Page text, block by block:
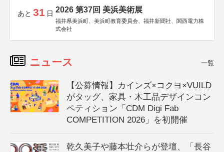
あと 31 日 2026 第37回 美浜美術展
福井県美浜町、美浜町教育委員会、福井新聞社、関西電力株
式会社
ニュース 一覧
【公募情報】カインズ×コクヨ×VUILD
がタッグ、家具・木工品デザインコン
ペティション「CDM Digi Fab
COMPETITION 2026」を初開催
乾久美子や藤本壮介らが登壇、「長谷